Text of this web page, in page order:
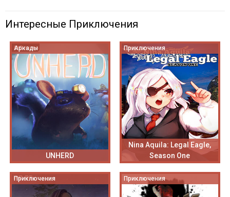
Интересные Приключения
Аркады
UNHERD
Приключения
Nina Aquila: Legal Eagle,
Season One
Приключения Приключения